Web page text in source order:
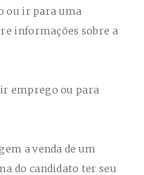
ou ir para uma
informações sobre a
emprego ou para
a venda de um
do candidato ter seu